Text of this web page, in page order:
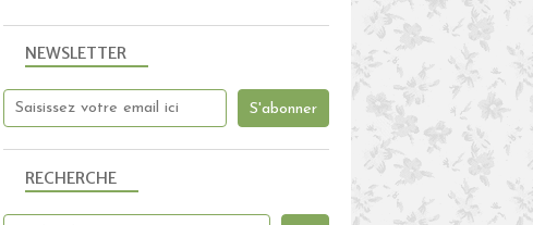
NEWSLETTER
RECHERCHE